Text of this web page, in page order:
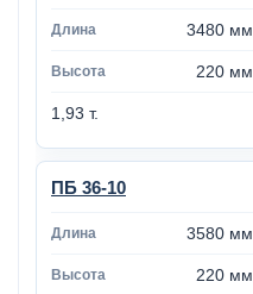
3480 мм.
220 мм.
1,93 т.
ПБ 36-10
3580 мм.
220 мм.